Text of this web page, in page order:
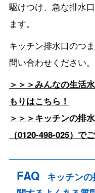
駆けつけ、急な排水
ます。
キッチン排水口のつ
問い合わせください。
＞＞＞みんなの生活
もりはこちら！
＞＞＞キッチンの排
（0120-498-025）で
FAQ
キッチン